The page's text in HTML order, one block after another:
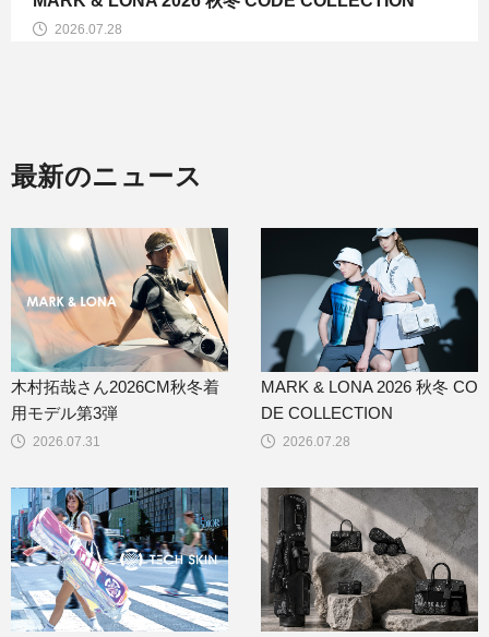
2026.07.28
最新のニュース
2026.07.31
木村拓哉さん2026CM秋冬着
用モデル第3弾
2026.07.28
MARK & LONA 2026 秋冬 CO
DE COLLECTION